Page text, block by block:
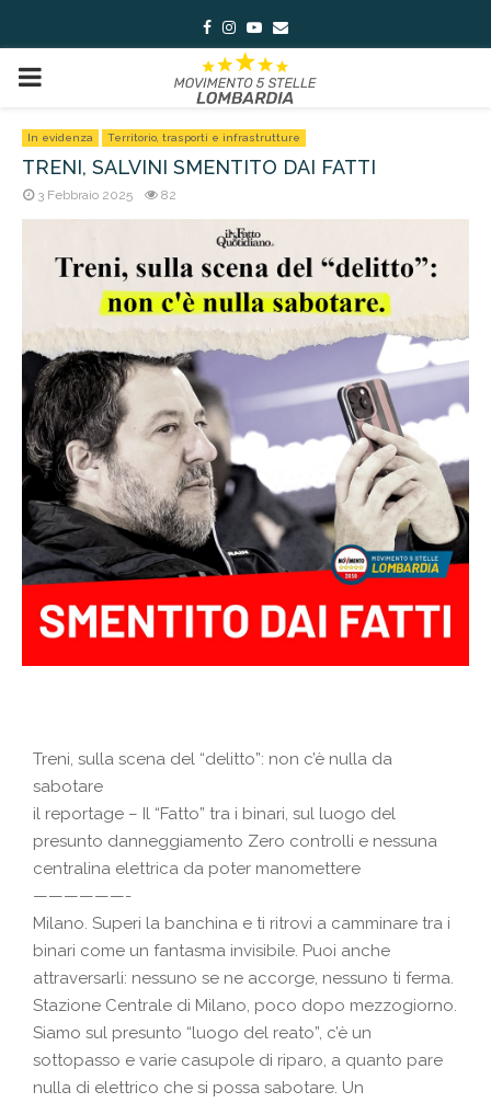
Facebook
Instagram
Youtube
Email
PRIMARY
MENU
In evidenza Territorio, trasporti e infrastrutture
TRENI, SALVINI SMENTITO DAI FATTI
3 Febbraio 2025 82
Treni, sulla scena del “delitto”: non c’è nulla da
sabotare
il reportage – Il “Fatto” tra i binari, sul luogo del
presunto danneggiamento Zero controlli e nessuna
centralina elettrica da poter manomettere
——————-
Milano. Superi la banchina e ti ritrovi a camminare tra i
binari come un fantasma invisibile. Puoi anche
attraversarli: nessuno se ne accorge, nessuno ti ferma.
Stazione Centrale di Milano, poco dopo mezzogiorno.
Siamo sul presunto “luogo del reato”, c’è un
sottopasso e varie casupole di riparo, a quanto pare
nulla di elettrico che si possa sabotare. Un